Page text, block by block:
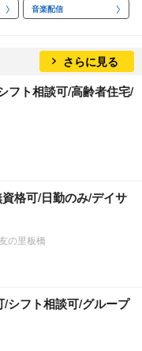
音楽配信
さらに見る
フト相談可/高齢者住宅/
格可/日勤のみ/デイサ
の里板橋
/シフト相談可/グループ